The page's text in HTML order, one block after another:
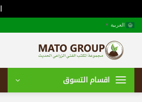
تخطيالعربية ▼
اقسام التسوق